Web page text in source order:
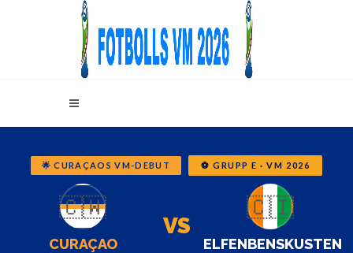
🌟 CURAÇAOS VM-DEBUT ⚽ GRUPP E · VM 2026
🇨🇼
CURAÇAO
VS
🇨🇮
ELFENBENSKUSTEN